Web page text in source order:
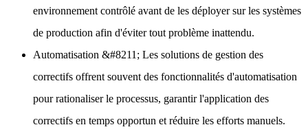
environnement contrôlé avant de les déployer sur les systèmes
de production afin d'éviter tout problème inattendu.
Automatisation &#8211; Les solutions de gestion des
correctifs offrent souvent des fonctionnalités d'automatisation
pour rationaliser le processus, garantir l'application des
correctifs en temps opportun et réduire les efforts manuels.